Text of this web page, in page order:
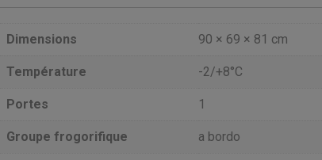
Dimensions 90 × 69 × 81 cm
Température -2/+8°C
Portes 1
Groupe frogorifique a bordo